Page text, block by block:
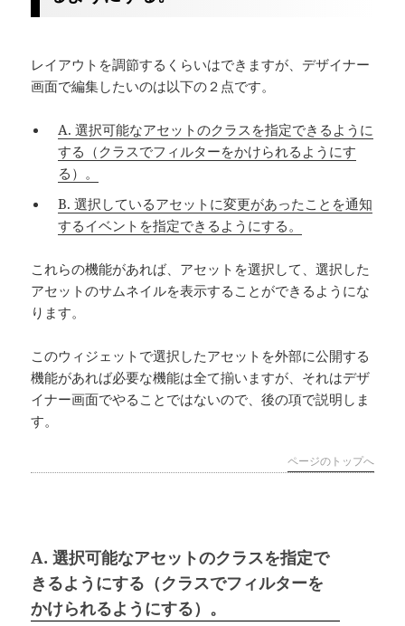
レイアウトを調節するくらいはできますが、デザイナー
画面で編集したいのは以下の２点です。
A. 選択可能なアセットのクラスを指定できるように
する（クラスでフィルターをかけられるようにす
る）。
B. 選択しているアセットに変更があったことを通知
するイベントを指定できるようにする。
これらの機能があれば、アセットを選択して、選択した
アセットのサムネイルを表示することができるようにな
ります。
このウィジェットで選択したアセットを外部に公開する
機能があれば必要な機能は全て揃いますが、それはデザ
イナー画面でやることではないので、後の項で説明しま
す。
ページのトップへ
A. 選択可能なアセットのクラスを指定で
きるようにする（クラスでフィルターを
かけられるようにする）。